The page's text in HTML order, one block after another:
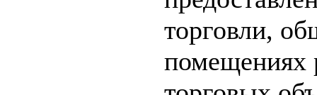
торговли,
помещениях